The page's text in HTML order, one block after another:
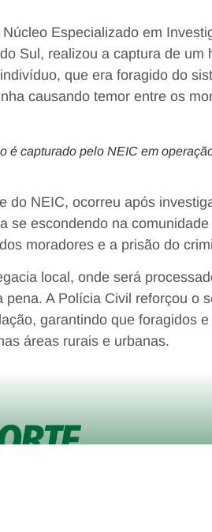
Especializado em
Sul, realizou a captura de um
que era foragido do
causando temor entre os
é capturado pelo NEIC em
do NEIC, ocorreu após
se escondendo na
moradores e a prisão do
local, onde será
A Polícia Civil reforçou o
garantindo que foragidos
áreas rurais e urbanas.